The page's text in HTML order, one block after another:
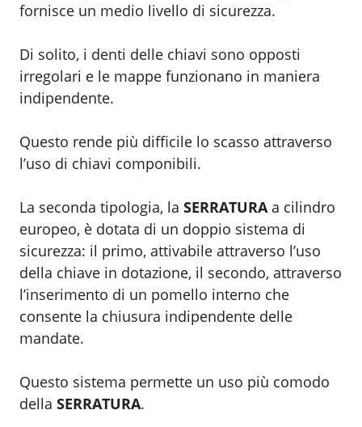
fornisce un medio livello di sicurezza.
Di solito, i denti delle chiavi sono opposti
irregolari e le mappe funzionano in maniera
indipendente.
Questo rende più difficile lo scasso attraverso
l’uso di chiavi componibili.
La seconda tipologia, la SERRATURAa cilindro
europeo, è dotata di un doppio sistema di
sicurezza: il primo, attivabile attraverso l’uso
della chiave in dotazione, il secondo, attraverso
l’inserimento di un pomello interno che
consente la chiusura indipendente delle
mandate.
Questo sistema permette un uso più comodo
della SERRATURA.